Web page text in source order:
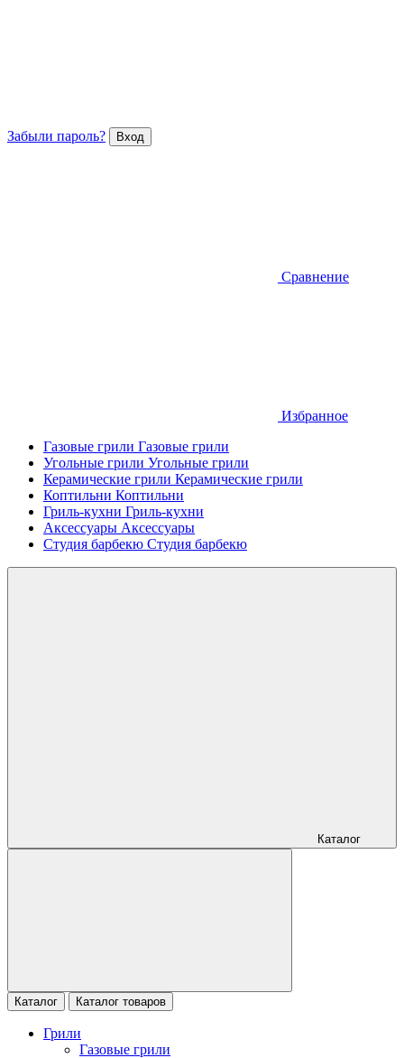
Забыли пароль?
Сравнение
Избранное
Газовые грили Газовые грили
Угольные грили Угольные грили
Керамические грили Керамические грили
Коптильни Коптильни
Гриль-кухни Гриль-кухни
Аксессуары Аксессуары
Студия барбекю Студия барбекю
Каталог
Каталог Каталог товаров
Грили
Газовые грили